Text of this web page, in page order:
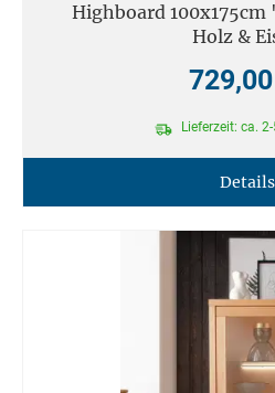
Highboard
Holz &
Lieferzeit: ca.
Details